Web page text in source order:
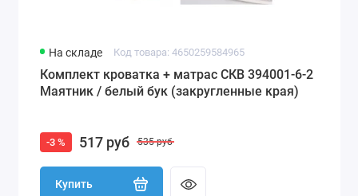
На складе Код товара: 4650259584965
Комплект кроватка + матрас СКВ 394001-6-2
Маятник / белый бук (закругленные края)
-3 % 517 руб 535 руб
Купить